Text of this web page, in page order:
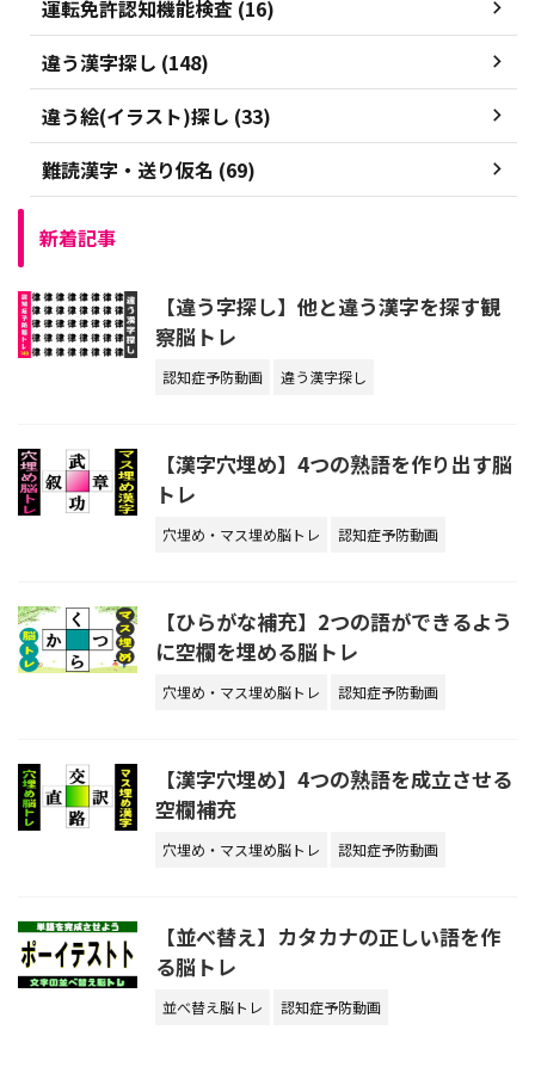
運転免許認知機能検査 (16)
違う漢字探し (148)
違う絵(イラスト)探し (33)
難読漢字・送り仮名 (69)
新着記事
【違う字探し】他と違う漢字を探す観
察脳トレ
認知症予防動画 違う漢字探し
【漢字穴埋め】4つの熟語を作り出す脳
トレ
穴埋め・マス埋め脳トレ 認知症予防動画
【ひらがな補充】2つの語ができるよう
に空欄を埋める脳トレ
穴埋め・マス埋め脳トレ 認知症予防動画
【漢字穴埋め】4つの熟語を成立させる
空欄補充
穴埋め・マス埋め脳トレ 認知症予防動画
【並べ替え】カタカナの正しい語を作
る脳トレ
並べ替え脳トレ 認知症予防動画